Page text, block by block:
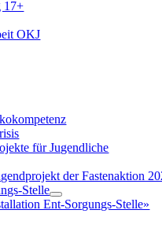
17+
OKJ
für Jugendliche
der Fastenaktion
Stelle
Ent-Sorgungs-Stelle»